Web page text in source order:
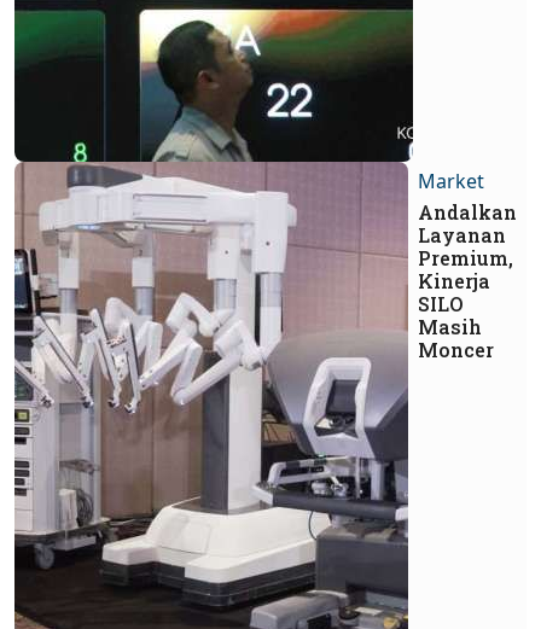
Market
Andalkan
Layanan
Premium,
Kinerja
SILO
Masih
Moncer